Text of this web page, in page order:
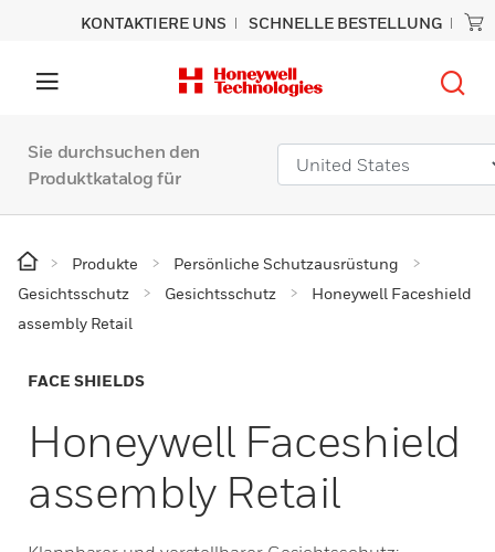
KONTAKTIERE UNS SCHNELLE BESTELLUNG
Sie durchsuchen den
Produktkatalog für
Produkte
Persönliche Schutzausrüstung
Gesichtsschutz
Gesichtsschutz
Honeywell Faceshield
assembly Retail
FACE SHIELDS
Honeywell Faceshield
assembly Retail